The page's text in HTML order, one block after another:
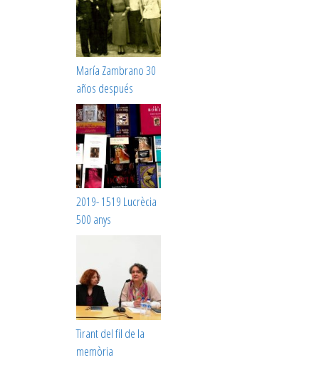
María Zambrano 30
años después
2019- 1519 Lucrècia
500 anys
Tirant del fil de la
memòria